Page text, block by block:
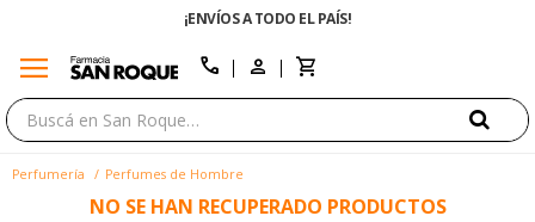
¡ENVÍOS A TODO EL PAÍS!
menu call
Perfumería Perfumes de Hombre
NO SE HAN RECUPERADO PRODUCTOS
close